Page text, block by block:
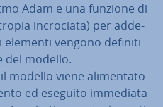
Adam e una funzione di
in­cro­cia­ta) per ad­de­
elementi vengono definiti
del modello.
modello viene ali­men­ta­to
ed eseguito im­me­dia­ta­